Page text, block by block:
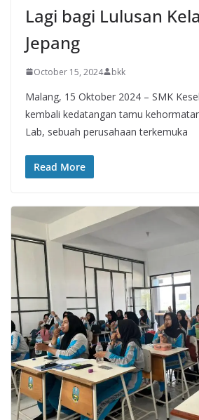
Lagi bagi Lulusan
Jepang
October 15, 2024 bkk
Malang, 15 Oktober 2024 – SMK
kembali kedatangan tamu
Lab, sebuah perusahaan terkemuka
Read More